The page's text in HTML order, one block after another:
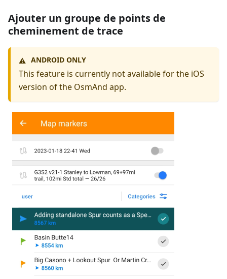
Ajouter un groupe de points de
cheminement de trace
⚠️ ANDROID ONLY
This feature is currently not available for the iOS
version of the OsmAnd app.